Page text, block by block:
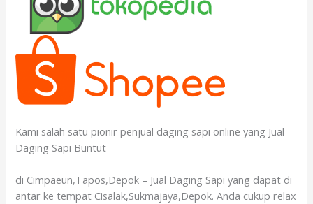
Kami salah satu pionir penjual daging sapi online yang Jual
Daging Sapi Buntut
di Cimpaeun,Tapos,Depok – Jual Daging Sapi yang dapat di
antar ke tempat Cisalak,Sukmajaya,Depok. Anda cukup relax